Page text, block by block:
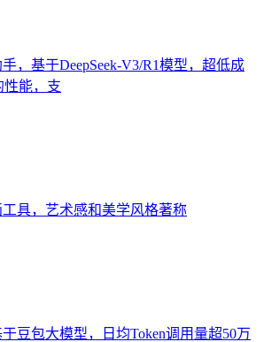
，基于DeepSeek-V3/R1模型，超低成
性能，支
具，艺术感和美学风格著称
豆包大模型，日均Token调用量超50万